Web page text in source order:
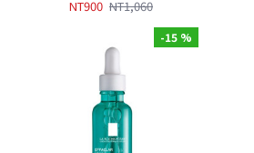
NT900 NT1,060
-15 %